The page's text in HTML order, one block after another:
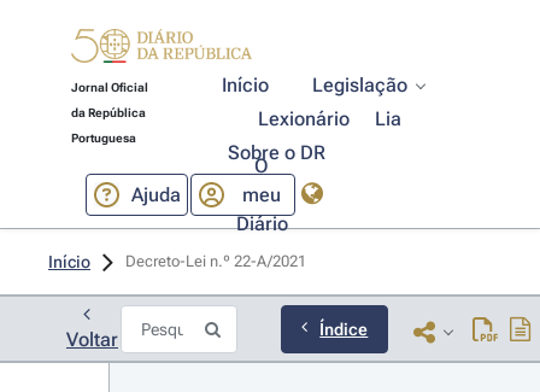
Jornal Oficial
da República
Portuguesa
Início
Legislação
Lexionário
Lia
Sobre o DR
Ajuda
O
meu
Diário
Início Decreto-Lei n.º 22-A/2021
Voltar Índice